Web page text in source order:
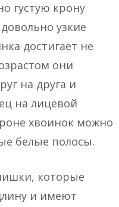
густую крону
узкие
достигает не
они
на друга и
на лицевой
хвоинок можно
белые полосы.
которые
и имеют